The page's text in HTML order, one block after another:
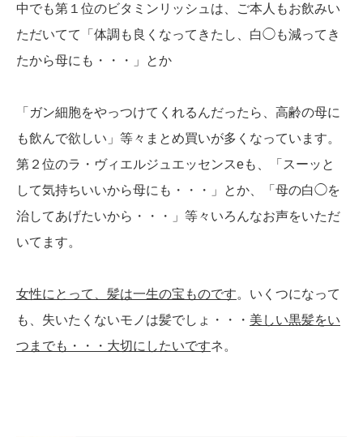
中でも第１位のビタミンリッシュは、ご本人もお飲みい
ただいてて「体調も良くなってきたし、白◯も減ってき
たから母にも・・・」とか
「ガン細胞をやっつけてくれるんだったら、高齢の母に
も飲んで欲しい」等々まとめ買いが多くなっています。
第２位のラ・ヴィエルジュエッセンスeも、「スーッと
して気持ちいいから母にも・・・」とか、「母の白◯を
治してあげたいから・・・」等々いろんなお声をいただ
いてます。
女性にとって、髪は一生の宝ものです。いくつになって
も、失いたくないモノは髪でしょ・・・ 美しい黒髪をい
つまでも・・・大切にしたいですネ。